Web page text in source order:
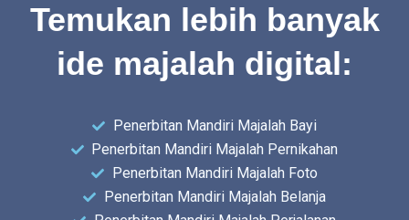
Temukan lebih banyak
ide majalah digital:
Penerbitan Mandiri Majalah Bayi
Penerbitan Mandiri Majalah Pernikahan
Penerbitan Mandiri Majalah Foto
Penerbitan Mandiri Majalah Belanja